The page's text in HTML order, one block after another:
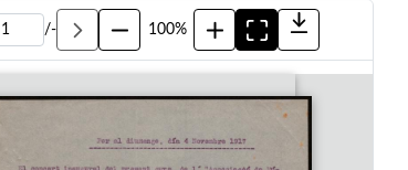
/- 100%